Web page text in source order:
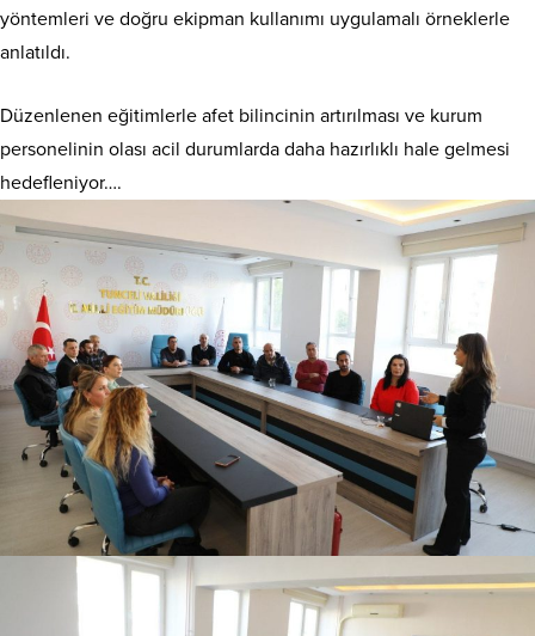
yöntemleri ve doğru ekipman kullanımı uygulamalı örneklerle
anlatıldı.
Düzenlenen eğitimlerle afet bilincinin artırılması ve kurum
personelinin olası acil durumlarda daha hazırlıklı hale gelmesi
hedefleniyor….